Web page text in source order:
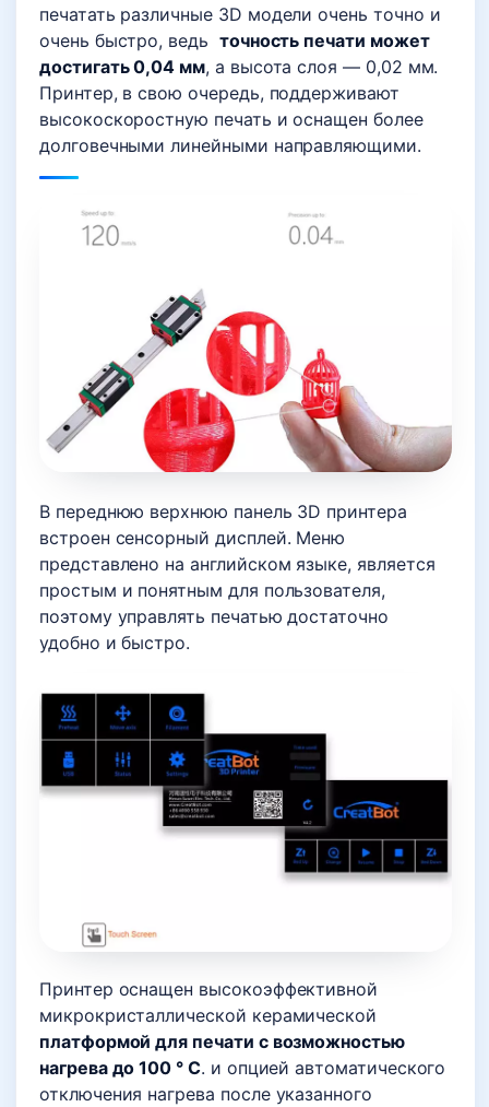
печатать различные 3D модели очень точно и
очень быстро, ведь точность печати может
достигать 0,04 мм, а высота слоя — 0,02 мм.
Принтер, в свою очередь, поддерживают
высокоскоростную печать и оснащен более
долговечными линейными направляющими.
В переднюю верхнюю панель 3D принтера
встроен сенсорный дисплей. Меню
представлено на английском языке, является
простым и понятным для пользователя,
поэтому управлять печатью достаточно
удобно и быстро.
Принтер оснащен высокоэффективной
микрокристаллической керамической
платформой для печати с возможностью
нагрева до 100 ° C. и опцией автоматического
отключения нагрева после указанного